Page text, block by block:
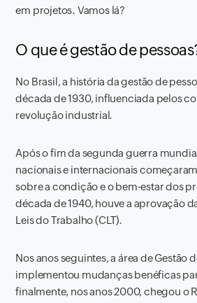
em projetos. Vamos lá?
O que é gestão de
No Brasil, a história da gestão de
década de 1930, influenciada pelos
revolução industrial.
Após o fim da segunda guerra
nacionais e internacionais
sobre a condição e o bem-estar dos
década de 1940, houve a aprovação
Leis do Trabalho (CLT).
Nos anos seguintes, a área de Gestão
implementou mudanças benéficas
finalmente, nos anos 2000, chegou o